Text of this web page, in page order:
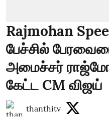
Rajmohan
பேச்சில்
அமைச்சர்
கேட்ட CM விஜய்
thanthitv